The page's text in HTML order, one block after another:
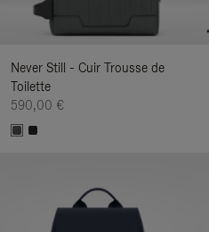
Never Still - Cuir Trousse de
Toilette
590,00 €